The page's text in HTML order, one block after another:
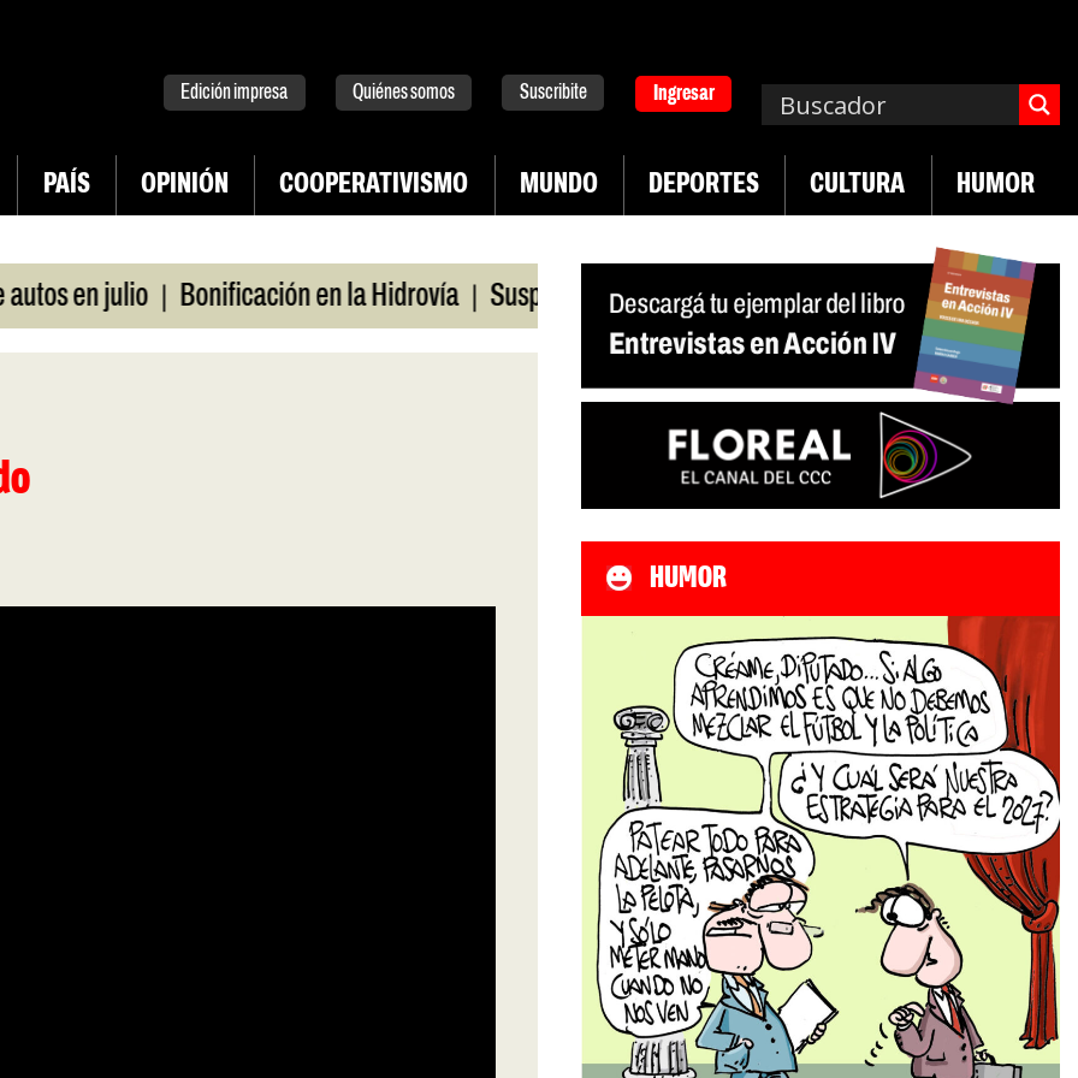
Edición impresa Quiénes somos Suscribite Ingresar
PAÍS OPINIÓN COOPERATIVISMO MUNDO DEPORTES CULTURA HUMOR
en julio | Bonificación en la Hidrovía | Suspenden desregulación del practicaje | Denuncias por
HUMOR